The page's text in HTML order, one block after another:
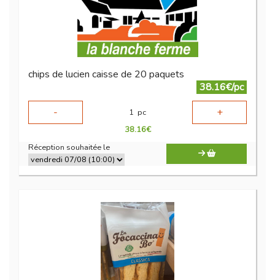
chips de lucien caisse de 20 paquets
38.16€/pc
-
1 pc +
38.16€
Réception souhaitée le